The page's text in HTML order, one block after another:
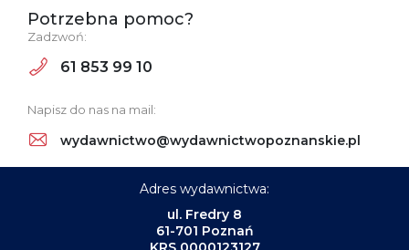
Potrzebna pomoc?
Zadzwoń:
61 853 99 10
Napisz do nas na mail:
wydawnictwo@wydawnictwopoznanskie.pl
Adres wydawnictwa:
ul. Fredry 8
61-701 Poznań